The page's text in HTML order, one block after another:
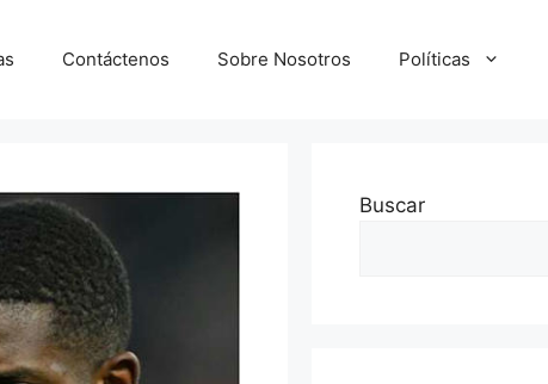
Contáctenos Sobre Nosotros Políticas
Buscar